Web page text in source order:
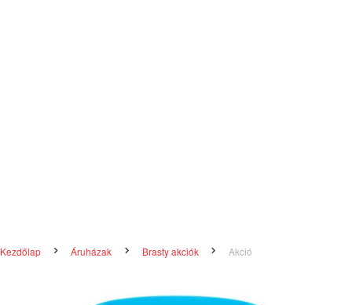
Kezdőlap Áruházak Brasty akciók Akció